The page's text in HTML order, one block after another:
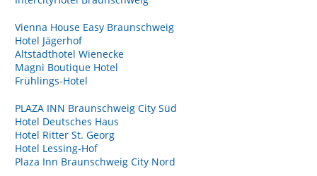
Vienna House Easy Braunschweig
Hotel Jägerhof
Altstadthotel Wienecke
Magni Boutique Hotel
Frühlings-Hotel
PLAZA INN Braunschweig City Süd
Hotel Deutsches Haus
Hotel Ritter St. Georg
Hotel Lessing-Hof
Plaza Inn Braunschweig City Nord